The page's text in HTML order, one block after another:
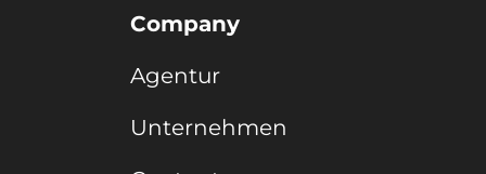
Company
Agentur
Unternehmen